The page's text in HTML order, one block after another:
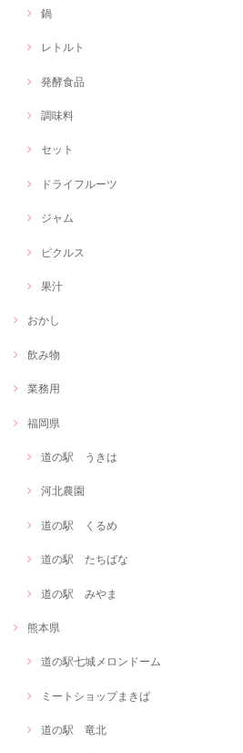
鍋
レトルト
発酵食品
調味料
セット
ドライフルーツ
ジャム
ピクルス
果汁
おかし
飲み物
業務用
福岡県
道の駅 うきは
河北農園
道の駅 くるめ
道の駅 たちばな
道の駅 みやま
熊本県
道の駅七城メロンドーム
ミートショップまきば
道の駅 竜北